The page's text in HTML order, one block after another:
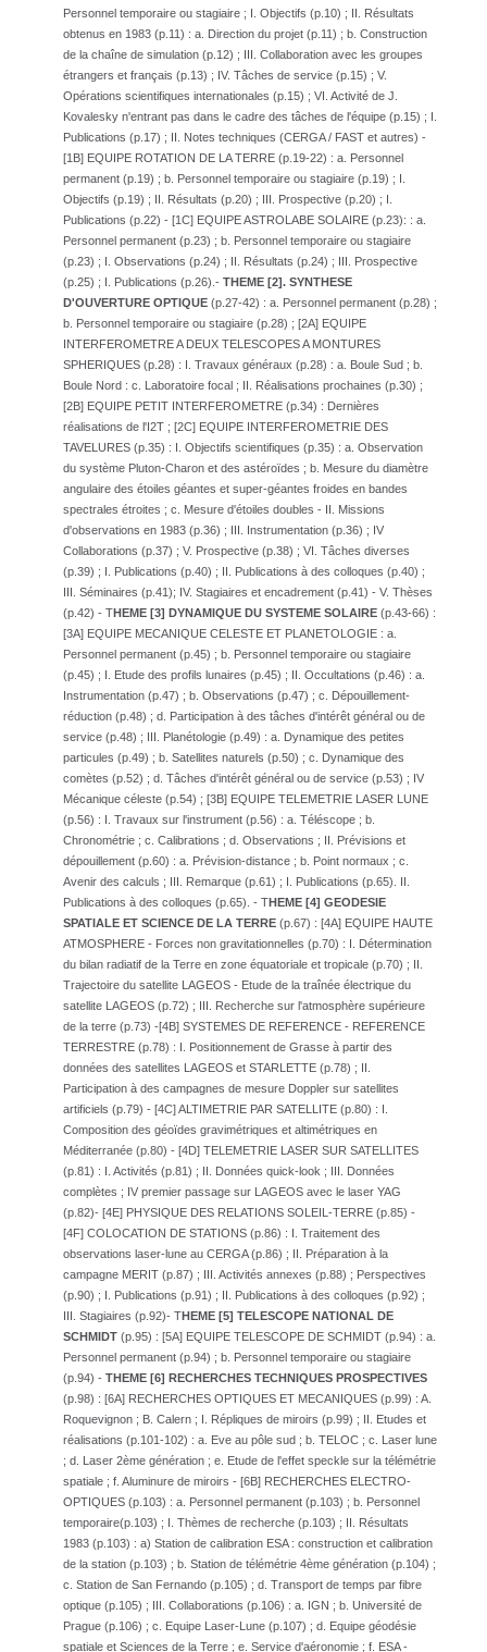
Personnel temporaire ou stagiaire ; I. Objectifs (p.10) ; II. Résultats
obtenus en 1983 (p.11) : a. Direction du projet (p.11) ; b. Construction
de la chaîne de simulation (p.12) ; III. Collaboration avec les groupes
étrangers et français (p.13) ; IV. Tâches de service (p.15) ; V.
Opérations scientifiques internationales (p.15) ; VI. Activité de J.
Kovalesky n'entrant pas dans le cadre des tâches de l'équipe (p.15) ; I.
Publications (p.17) ; II. Notes techniques (CERGA / FAST et autres) -
[1B] EQUIPE ROTATION DE LA TERRE (p.19-22) : a. Personnel
permanent (p.19) ; b. Personnel temporaire ou stagiaire (p.19) ; I.
Objectifs (p.19) ; II. Résultats (p.20) ; III. Prospective (p.20) ; I.
Publications (p.22) - [1C] EQUIPE ASTROLABE SOLAIRE (p.23): : a.
Personnel permanent (p.23) ; b. Personnel temporaire ou stagiaire
(p.23) ; I. Observations (p.24) ; II. Résultats (p.24) ; III. Prospective
(p.25) ; I. Publications (p.26).- THEME [2]. SYNTHESE
D'OUVERTURE OPTIQUE (p.27-42) : a. Personnel permanent (p.28) ;
b. Personnel temporaire ou stagiaire (p.28) ; [2A] EQUIPE
INTERFEROMETRE A DEUX TELESCOPES A MONTURES
SPHERIQUES (p.28) : I. Travaux généraux (p.28) : a. Boule Sud ; b.
Boule Nord : c. Laboratoire focal ; II. Réalisations prochaines (p.30) ;
[2B] EQUIPE PETIT INTERFEROMETRE (p.34) : Dernières
réalisations de l'I2T ; [2C] EQUIPE INTERFEROMETRIE DES
TAVELURES (p.35) : I. Objectifs scientifiques (p.35) : a. Observation
du système Pluton-Charon et des astéroïdes ; b. Mesure du diamètre
angulaire des étoiles géantes et super-géantes froides en bandes
spectrales étroites ; c. Mesure d'étoiles doubles - II. Missions
d'observations en 1983 (p.36) ; III. Instrumentation (p.36) ; IV
Collaborations (p.37) ; V. Prospective (p.38) ; VI. Tâches diverses
(p.39) ; I. Publications (p.40) ; II. Publications à des colloques (p.40) ;
III. Séminaires (p.41); IV. Stagiaires et encadrement (p.41) - V. Thèses
(p.42) - THEME [3] DYNAMIQUE DU SYSTEME SOLAIRE (p.43-66) :
[3A] EQUIPE MECANIQUE CELESTE ET PLANETOLOGIE : a.
Personnel permanent (p.45) ; b. Personnel temporaire ou stagiaire
(p.45) ; I. Etude des profils lunaires (p.45) ; II. Occultations (p.46) : a.
Instrumentation (p.47) ; b. Observations (p.47) ; c. Dépouillement-
réduction (p.48) ; d. Participation à des tâches d'intérêt général ou de
service (p.48) ; III. Planétologie (p.49) : a. Dynamique des petites
particules (p.49) ; b. Satellites naturels (p.50) ; c. Dynamique des
comètes (p.52) ; d. Tâches d'intérêt général ou de service (p.53) ; IV
Mécanique céleste (p.54) ; [3B] EQUIPE TELEMETRIE LASER LUNE
(p.56) : I. Travaux sur l'instrument (p.56) : a. Téléscope ; b.
Chronométrie ; c. Calibrations ; d. Observations ; II. Prévisions et
dépouillement (p.60) : a. Prévision-distance ; b. Point normaux ; c.
Avenir des calculs ; III. Remarque (p.61) ; I. Publications (p.65). II.
Publications à des colloques (p.65). - THEME [4] GEODESIE
SPATIALE ET SCIENCE DE LA TERRE (p.67) : [4A] EQUIPE HAUTE
ATMOSPHERE - Forces non gravitationnelles (p.70) : I. Détermination
du bilan radiatif de la Terre en zone équatoriale et tropicale (p.70) ; II.
Trajectoire du satellite LAGEOS - Etude de la traînée électrique du
satellite LAGEOS (p.72) ; III. Recherche sur l'atmosphère supérieure
de la terre (p.73) -[4B] SYSTEMES DE REFERENCE - REFERENCE
TERRESTRE (p.78) : I. Positionnement de Grasse à partir des
données des satellites LAGEOS et STARLETTE (p.78) ; II.
Participation à des campagnes de mesure Doppler sur satellites
artificiels (p.79) - [4C] ALTIMETRIE PAR SATELLITE (p.80) : I.
Composition des géoïdes gravimétriques et altimétriques en
Méditerranée (p.80) - [4D] TELEMETRIE LASER SUR SATELLITES
(p.81) : I. Activités (p.81) ; II. Données quick-look ; III. Données
complètes ; IV premier passage sur LAGEOS avec le laser YAG
(p.82)- [4E] PHYSIQUE DES RELATIONS SOLEIL-TERRE (p.85) -
[4F] COLOCATION DE STATIONS (p.86) : I. Traitement des
observations laser-lune au CERGA (p.86) ; II. Préparation à la
campagne MERIT (p.87) ; III. Activités annexes (p.88) ; Perspectives
(p.90) ; I. Publications (p.91) ; II. Publications à des colloques (p.92) ;
III. Stagiaires (p.92)- THEME [5] TELESCOPE NATIONAL DE
SCHMIDT (p.95) : [5A] EQUIPE TELESCOPE DE SCHMIDT (p.94) : a.
Personnel permanent (p.94) ; b. Personnel temporaire ou stagiaire
(p.94) - THEME [6] RECHERCHES TECHNIQUES PROSPECTIVES
(p.98) : [6A] RECHERCHES OPTIQUES ET MECANIQUES (p.99) : A.
Roquevignon ; B. Calern ; I. Répliques de miroirs (p.99) ; II. Etudes et
réalisations (p.101-102) : a. Eve au pôle sud ; b. TELOC ; c. Laser lune
; d. Laser 2ème génération ; e. Etude de l'effet speckle sur la télémétrie
spatiale ; f. Aluminure de miroirs - [6B] RECHERCHES ELECTRO-
OPTIQUES (p.103) : a. Personnel permanent (p.103) ; b. Personnel
temporaire(p.103) ; I. Thèmes de recherche (p.103) ; II. Résultats
1983 (p.103) : a) Station de calibration ESA : construction et calibration
de la station (p.103) ; b. Station de télémétrie 4ème génération (p.104) ;
c. Station de San Fernando (p.105) ; d. Transport de temps par fibre
optique (p.105) ; III. Collaborations (p.106) : a. IGN ; b. Université de
Prague (p.106) ; c. Equipe Laser-Lune (p.107) ; d. Equipe géodésie
spatiale et Sciences de la Terre ; e. Service d'aéronomie ; f. ESA -